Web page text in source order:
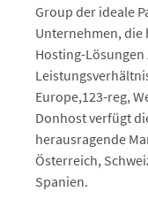
Group der ideale
Unternehmen,
Hosting-
Europe,123-reg,
Donhost verfügt
herausragende
Österreich,
Spanien.